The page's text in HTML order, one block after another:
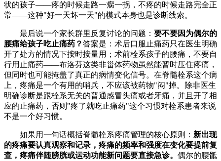
状的孩子——疼的时候走路一瘸一拐，不疼的时候走路完全正
常——这种"好一天坏一天"的模式本身也是诊断线索。
最后说一个家长群里反复讨论的问题： 要不要因为偶尔的
腰痛给孩子吃止痛药？答案是：术后口服止痛药只在医生明确
开了处方的情况下按时按量用；术前栓系孩子的腰痛，不要自
行用止痛药——布洛芬这类非甾体药物虽然能暂时压住疼痛，
但同时也可能掩盖了真正的病情变化信号。在脊髓栓系这个病
上，疼痛是一个有用的哨兵，不应该被药物"闷"掉。除非医生
明确诊断是跟栓系无关的普通感冒头痛或者牙痛，并且开了相
应的止痛药，否则"疼了就吃止痛药"这个习惯对栓系患者来说
不是一个好习惯。
如果用一句话概括脊髓栓系疼痛管理的核心原则： 新出现
的疼痛要认真观察和记录，疼痛的频率和强度在变化要提前复
查，疼痛伴随膀胱或运动功能新问题要直接急诊。 偶尔的腰骶